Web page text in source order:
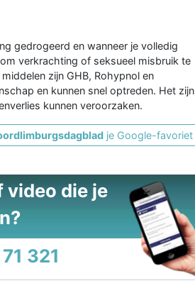
gedrogeerd en wanneer je volledig
verkrachting of seksueel misbruik te
zijn GHB, Rohypnol en
en kunnen snel optreden. Het zijn
kunnen veroorzaken.
je Google-favoriet
video die je
321